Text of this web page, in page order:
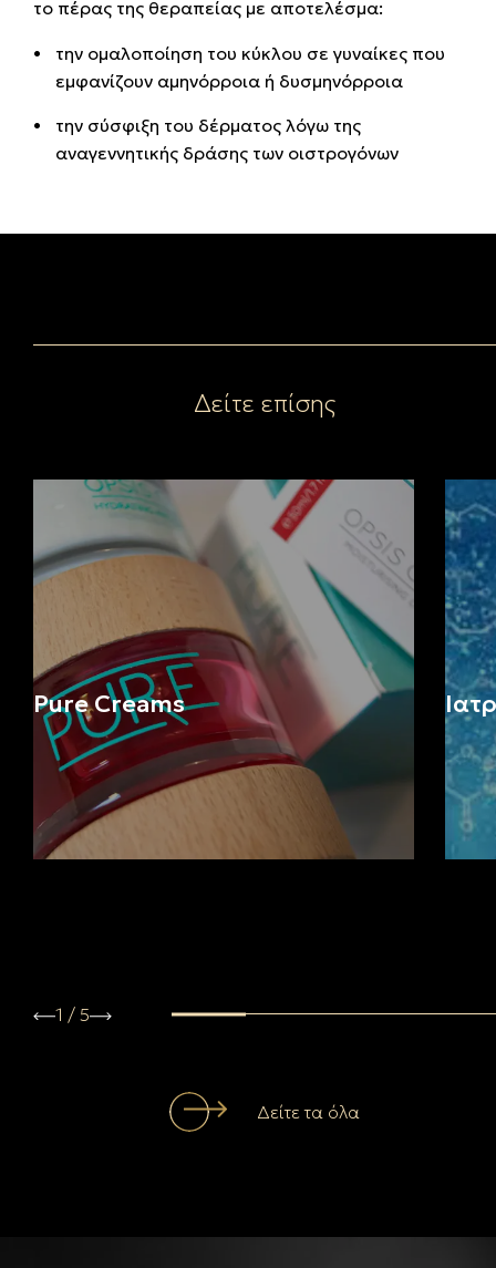
το πέρας της θεραπείας με αποτελέσμα:
την ομαλοποίηση του κύκλου σε γυναίκες που
εμφανίζουν αμηνόρροια ή δυσμηνόρροια
την σύσφιξη του δέρματος λόγω της
αναγεννητικής δράσης των οιστρογόνων
Δείτε επίσης
Pure Creams
1 / 5
Δείτε τα όλα